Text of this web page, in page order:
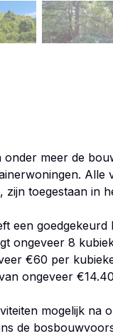
onder meer de
Alle
toegestaan in
een goedgekeurd
ongeveer 8
€60 per
ongeveer
mogelijk na
de